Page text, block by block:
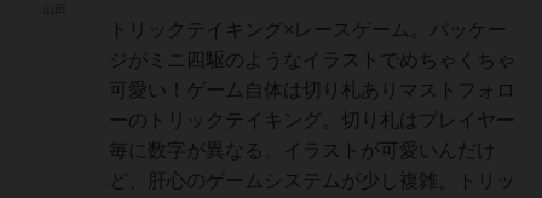
トリックテイキング×レースゲーム。パッケー
ジがミニ四駆のようなイラストでめちゃくちゃ
可愛い！ゲーム自体は切り札ありマストフォロ
ーのトリックテイキング。切り札はプレイヤー
毎に数字が異なる。イラストが可愛いんだけ
ど、肝心のゲームシステムが少し複雑。トリッ